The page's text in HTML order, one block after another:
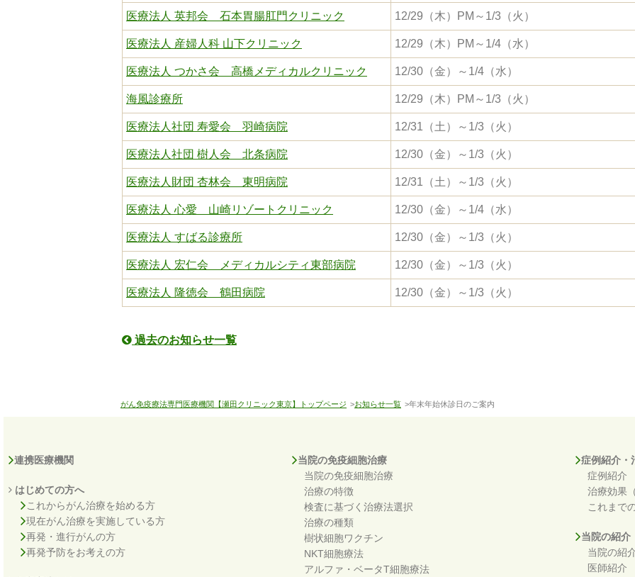
医療法人 英邦会 石本胃腸肛門クリニック 12/29（木）PM～1/3（火）
医療法人 産婦人科 山下クリニック 12/29（木）PM～1/4（水）
医療法人 つかさ会 高橋メディカルクリニック 12/30（金）～1/4（水）
海風診療所 12/29（木）PM～1/3（火）
医療法人社団 寿愛会 羽崎病院 12/31（土）～1/3（火）
医療法人社団 樹人会 北条病院 12/30（金）～1/3（火）
医療法人財団 杏林会 東明病院 12/31（土）～1/3（火）
医療法人 心愛 山崎リゾートクリニック 12/30（金）～1/4（水）
医療法人 すばる診療所 12/30（金）～1/3（火）
医療法人 宏仁会 メディカルシティ東部病院 12/30（金）～1/3（火）
医療法人 隆徳会 鶴田病院 12/30（金）～1/3（火）
過去のお知らせ一覧
がん免疫療法専門医療機関【瀬田クリニック東京】トップページ >お知らせ一覧 >年末年始休診日のご案内
連携医療機関
はじめての方へ
これからがん治療を始める方
現在がん治療を実施している方
再発・進行がんの方
再発予防をお考えの方
当院の免疫細胞治療
当院の免疫細胞治療
治療の特徴
検査に基づく治療法選択
治療の種類
樹状細胞ワクチン
NKT細胞療法
アルファ・ベータT細胞療法
症例紹介・
症例紹介
治療効果
これまで
当院の紹介
当院の紹
医師紹介